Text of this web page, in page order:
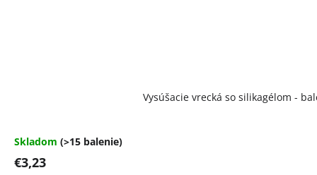
Vysúšacie vrecká so silikagélom -
Skladom (>15 balenie)
€3,23